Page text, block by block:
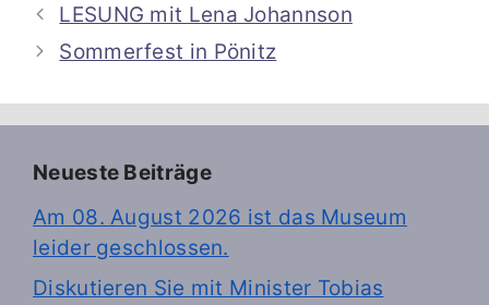
LESUNG mit Lena Johannson
Sommerfest in Pönitz
Neueste Beiträge
Am 08. August 2026 ist das Museum
leider geschlossen.
Diskutieren Sie mit Minister Tobias